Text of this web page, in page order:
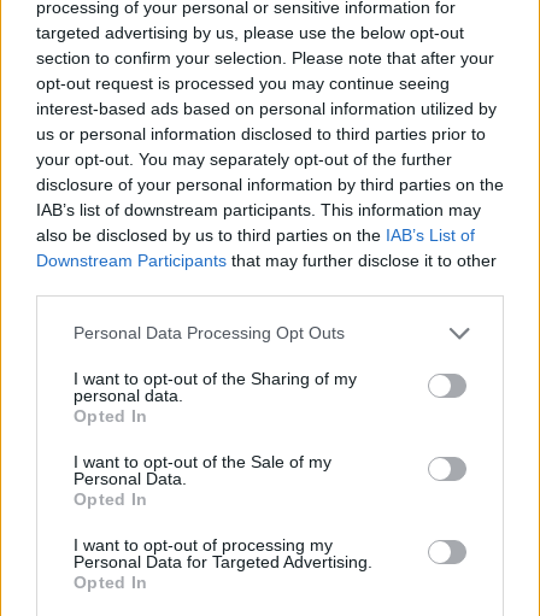
processing of your personal or sensitive information for
targeted advertising by us, please use the below opt-out
section to confirm your selection. Please note that after your
opt-out request is processed you may continue seeing
interest-based ads based on personal information utilized by
us or personal information disclosed to third parties prior to
your opt-out. You may separately opt-out of the further
disclosure of your personal information by third parties on the
IAB’s list of downstream participants. This information may
also be disclosed by us to third parties on the IAB’s List of
Downstream Participants that may further disclose it to other
Please note that this website/app uses one or more Google
not limited to your visit or usage behaviour. You may click to
grant or deny consent to Google and its third-party tags to
use your data for below specified purposes in below Google
consent section.
Personal Data Processing Opt Outs
I want to opt-out of the Sharing of my
personal data.
Opted In
I want to opt-out of the Sale of my
Personal Data.
Opted In
I want to opt-out of processing my
Personal Data for Targeted Advertising.
Opted In
μορφή, με έναρξη στην ενήλικο ζωή.
Όλοι οι τύποι χαρακτηρίζονται από μυϊκή
αδυναμία και ατροφία ποικίλης βαρύτητας, κυρίως
των κάτω άκρων και των αναπνευστικών μυών. Η
αδυναμία είναι σχεδόν πάντα συμμετρική και
προοδευτική. Στα κλινικά ευρήματα μπορεί επίσης
να περιλαμβάνονται : σκολίωση, ινιδισμοί μυών και